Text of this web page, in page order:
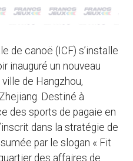
de canoë (ICF) s’installe
inauguré un nouveau
de Hangzhou,
Destiné à
des sports de pagaie en
dans la stratégie de
par le slogan « Fit
des affaires de